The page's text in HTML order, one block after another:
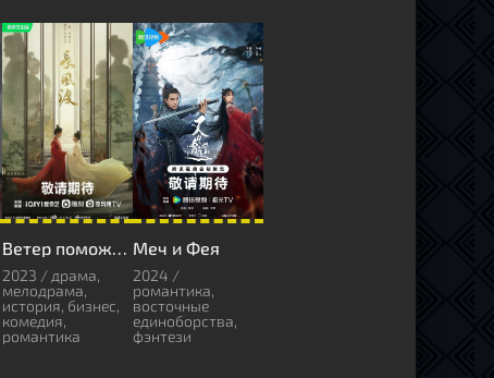
Ветер поможет тебе пройти тысячи ли
2023 / драма,
мелодрама,
история, бизнес,
комедия,
романтика
Меч и Фея
2024 /
романтика,
восточные
единоборства,
фэнтези